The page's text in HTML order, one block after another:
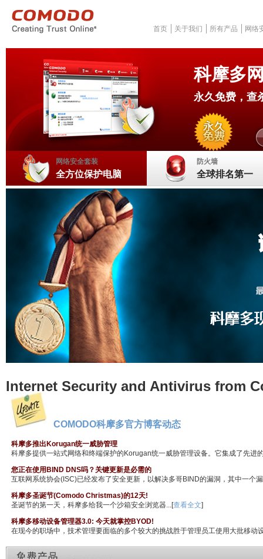
首页 关于我们 所有产品 网络
科摩多
永久免费，查
网络安全套装
全方位保护电脑
防火墙
全球排名第一
Internet Security and Antivirus from
COMODO科摩多官方博客动态
科摩多推出Korugan统一威胁管理
科摩多提供一站式网络和终端保护的Korugan统一威胁管理设备。它集成了先进
您正在使用BIND DNS吗？关键更新是必需的
互联网系统协会(ISC)已经发布了安全更新，以解决多哥BIND的漏洞，其中一个
科摩多圣诞节(Comodo Christmas)的12天!
圣诞节的第一天，科摩多给我一个沙箱安全浏览器...[查看全文]
科摩多移动设备管理器3.0: 今天就掌控BYOD!
在现今的职场中，技术管理要面临的多个较大的挑战胜于管理员工使用大批移动